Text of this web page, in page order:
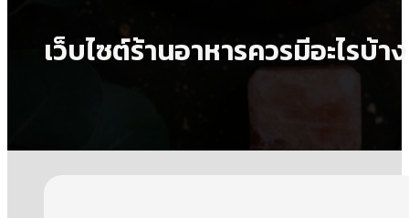
เว็บไซต์ร้านอาหารควรมีอะไรบ้